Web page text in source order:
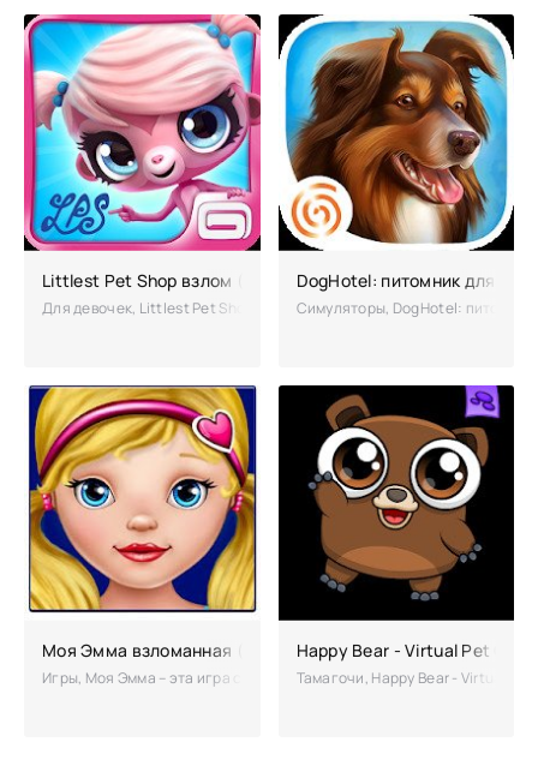
Littlest Pet Shop взлом (Мод на бесконечные деньги)
Для девочек, Littlest Pet Shop - симпатичная игра с милыми
DogHotel: питомник для
Симуляторы, DogHotel: питомник
Моя Эмма взломанная (Мод)
Игры, Моя Эмма – эта игра симулятор позволяет позаботиться об
Happy Bear - Virtual Pet
Тамагочи, Happy Bear - Virtual